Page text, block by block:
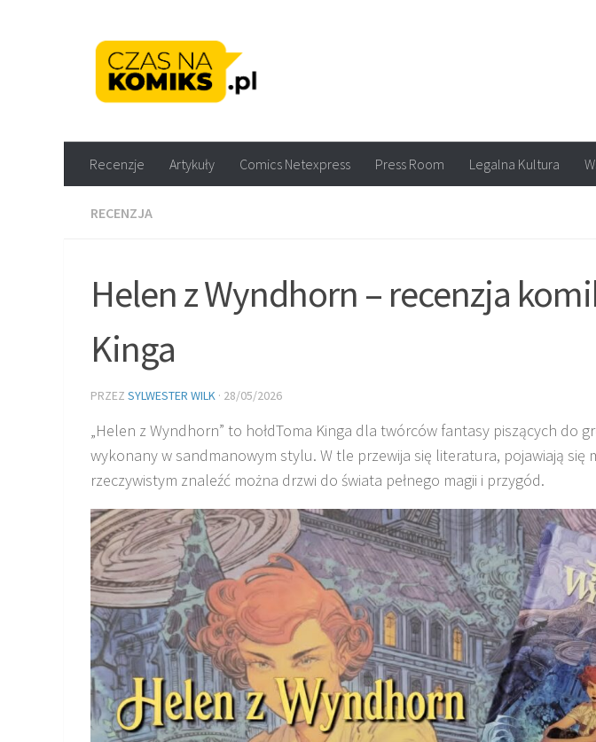
Recenzje Artykuły Comics Netexpress Press Room Legalna Kultura
RECENZJA
Helen z Wyndhorn – recenzja
Kinga
PRZEZ SYLWESTER WILK · 28/05/2026
„Helen z Wyndhorn” to hołdToma Kinga dla twórców fantasy piszących do
wykonany w sandmanowym stylu. W tle przewija się literatura, pojawiają się
rzeczywistym znaleźć można drzwi do świata pełnego magii i przygód.